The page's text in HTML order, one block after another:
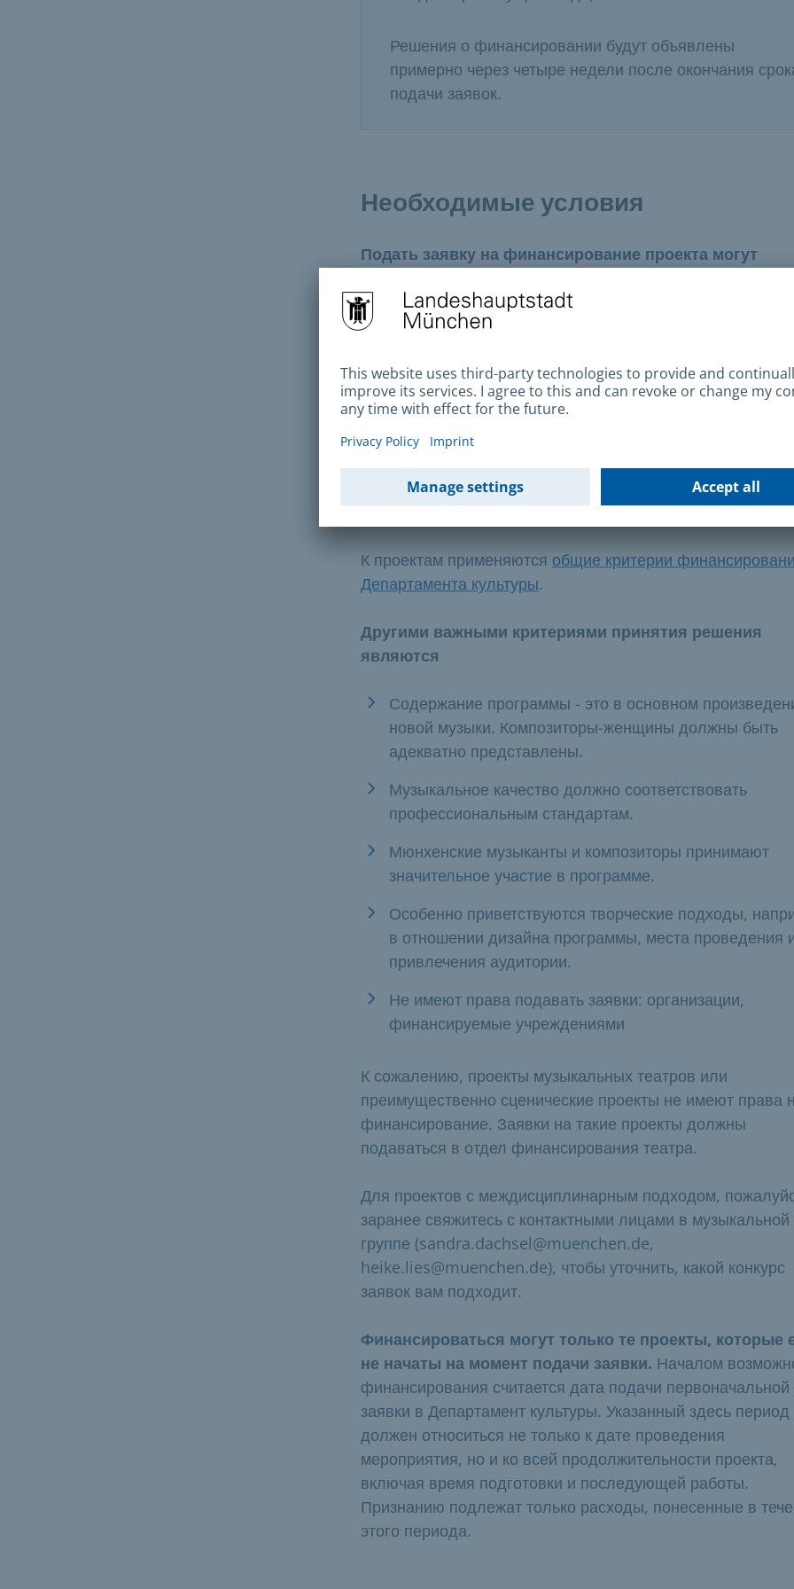
Решения о финансировании будут объявлены
примерно через четыре недели после окончания
подачи заявок.
Необходимые условия
Подать заявку на финансирование проекта могут
Профессиональные музыканты и композиторы,
Мюнхене
Музыкальные группы, ассоциации, инициативы и
организации независимой музыкальной сцены New
Критерии финансирования
К проектам применяются общие критерии
Департамента культуры.
Другими важными критериями принятия решения
являются
Содержание программы - это в основном
новой музыки. Композиторы-женщины должны быть
адекватно представлены.
Музыкальное качество должно соответствовать
профессиональным стандартам.
Мюнхенские музыканты и композиторы принимают
значительное участие в программе.
Особенно приветствуются творческие подходы,
в отношении дизайна программы, места проведения
привлечения аудитории.
Не имеют права подавать заявки: организации,
финансируемые учреждениями
К сожалению, проекты музыкальных театров или
преимущественно сценические проекты не имеют права
финансирование. Заявки на такие проекты должны
подаваться в отдел финансирования театра.
Для проектов с междисциплинарным подходом,
заранее свяжитесь с контактными лицами в музыкальной
группе (sandra.dachsel@muenchen.de,
heike.lies@muenchen.de), чтобы уточнить, какой конкурс
заявок вам подходит.
Финансироваться могут только те проекты, которые
не начаты на момент подачи заявки. Началом
финансирования считается дата подачи первоначальной
заявки в Департамент культуры. Указанный здесь период
должен относиться не только к дате проведения
мероприятия, но и ко всей продолжительности проекта,
включая время подготовки и последующей работы.
Признанию подлежат только расходы, понесенные в
этого периода.